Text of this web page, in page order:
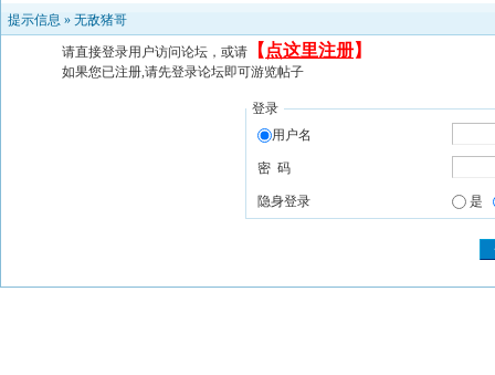
提示信息 » 无敌猪哥
请直接登录用户访问论坛，或请 【 点这里注册】
如果您已注册,请先登录论坛即可游览帖子
登录
用户名
密 码
隐身登录 是